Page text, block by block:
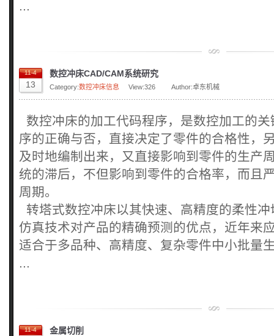
...
11-4
13
数控冲床CAD/CAM系统研究
Category:数控冲床信息 View:326 Author:卓东机械
数控冲床的加工代码程序，是数控加工的
序的正确与否，直接决定了零件的合格性，
及时地编制出来，又直接影响到零件的生产
统的滞后，不但影响到零件的合格率，而且
周期。
转塔式数控冲床以其快速、高精度的柔性
仿真技术对产品的精确预测的优点，近年来
适合于多品种、高精度、复杂零件中小批量
...
11-4 金属切削